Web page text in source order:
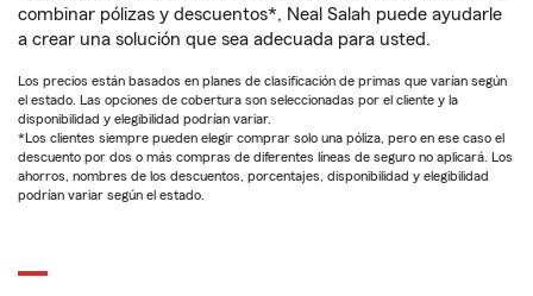
combinar pólizas y descuentos*, Neal Salah puede ayudarle
a crear una solución que sea adecuada para usted.
Los precios están basados en planes de clasificación de primas que varían según
el estado. Las opciones de cobertura son seleccionadas por el cliente y la
disponibilidad y elegibilidad podrían variar.
*Los clientes siempre pueden elegir comprar solo una póliza, pero en ese caso el
descuento por dos o más compras de diferentes líneas de seguro no aplicará. Los
ahorros, nombres de los descuentos, porcentajes, disponibilidad y elegibilidad
podrían variar según el estado.